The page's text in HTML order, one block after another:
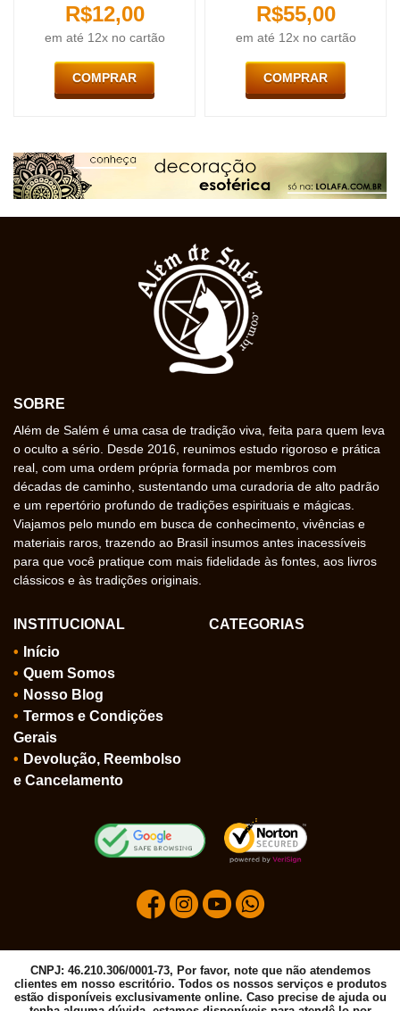
R$12,00
em até 12x no cartão
COMPRAR
R$55,00
em até 12x no cartão
COMPRAR
SOBRE
Além de Salém é uma casa de tradição viva, feita para quem leva
o oculto a sério. Desde 2016, reunimos estudo rigoroso e prática
real, com uma ordem própria formada por membros com
décadas de caminho, sustentando uma curadoria de alto padrão
e um repertório profundo de tradições espirituais e mágicas.
Viajamos pelo mundo em busca de conhecimento, vivências e
materiais raros, trazendo ao Brasil insumos antes inacessíveis
para que você pratique com mais fidelidade às fontes, aos livros
clássicos e às tradições originais.
INSTITUCIONAL
Início
Quem Somos
Nosso Blog
Termos e Condições
Gerais
Devolução, Reembolso
e Cancelamento
CATEGORIAS
CNPJ: 46.210.306/0001-73, Por favor, note que não atendemos
clientes em nosso escritório. Todos os nossos serviços e produtos
estão disponíveis exclusivamente online. Caso precise de ajuda ou